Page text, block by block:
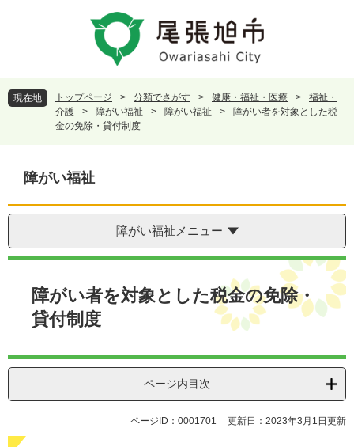
頭
で
飛
ば
現在地 トップページ > 分類でさがす > 健康・福祉・医療 >
福祉・
介護
> 障がい福祉 > 障がい福祉 >
障がい者を対象とした税
金の免除・貸付制度
障がい福祉
障がい福祉メニュー
本
障がい者を対象とした税金の免除・
貸付制度
ページ内目次
ページID：0001701 更新日：2023年3月1日更新